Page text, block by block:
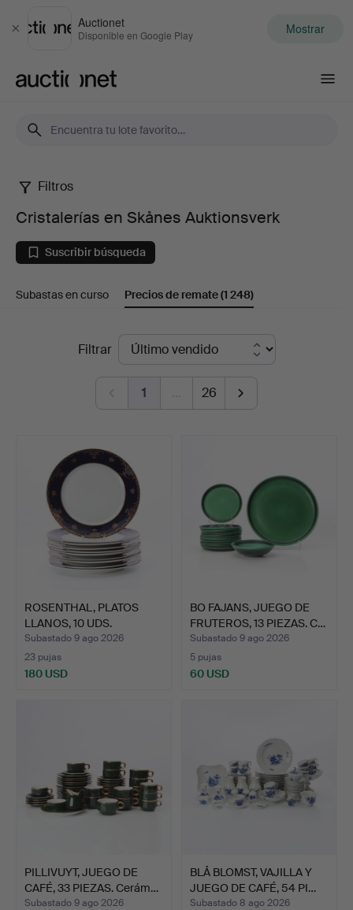
Cerrar
Auctionet
Disponible en Google Play Mostrar
Cristalerías
en
Skånes
Auktionsverk
Filtros
Cristalerías en Skånes Auktionsverk
Suscribir búsqueda
Subastas en curso Precios de remate(1 248)
Filtrar
1 … 26
ROSENTHAL, PLATOS
LLANOS, 10 UDS.
Porcelan…
Subastado 9 ago 2026
23 pujas
180 USD
BO FAJANS, JUEGO DE
FRUTEROS, 13 PIEZAS. C…
Subastado 9 ago 2026
5 pujas
60 USD
PILLIVUYT, JUEGO DE
CAFÉ, 33 PIEZAS. Cerám…
Subastado 9 ago 2026
BLÅ BLOMST, VAJILLA Y
JUEGO DE CAFÉ, 54 PI…
Subastado 8 ago 2026